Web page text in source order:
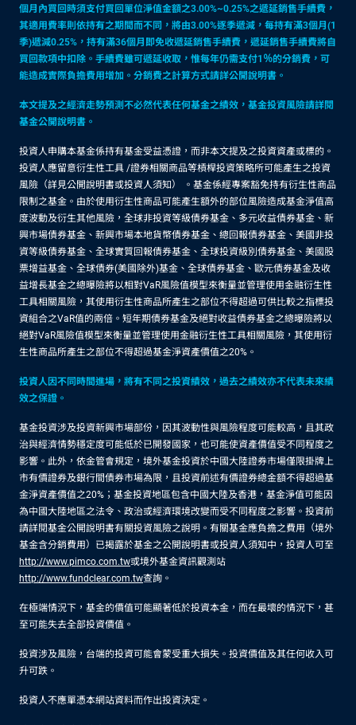
個月內買回時須支付買回單位淨值金額之3.00%~0.25%之遞延銷售手續費，
其適用費率則依持有之期間而不同，將由3.00%逐季遞減，每持有滿3個月(1
季)遞減0.25%，持有滿36個月即免收遞延銷售手續費，遞延銷售手續費將自
買回款項中扣除。手續費雖可遞延收取，惟每年仍需支付1％的分銷費，可
能造成實際負擔費用增加。分銷費之計算方式請詳公開說明書。
本文提及之經濟走勢預測不必然代表任何基金之績效，基金投資風險請詳閱
基金公開說明書。
投資人申購本基金係持有基金受益憑證，而非本文提及之投資資產或標的。
投資人應留意衍生性工具 /證券相關商品等槓桿投資策略所可能產生之投資
風險（詳見公開說明書或投資人須知） 。基金係經專案豁免持有衍生性商品
限制之基金。由於使用衍生性商品可能產生額外的部位風險造成基金淨值高
度波動及衍生其他風險，全球非投資等級債券基金、多元收益債券基金、新
興市場債券基金、新興市場本地貨幣債券基金、總回報債券基金、美國非投
資等級債券基金、全球實質回報債券基金、全球投資級別債券基金、美國股
票增益基金、全球債券(美國除外)基金、全球債券基金、歐元債券基金及收
益增長基金之總曝險將以相對VaR風險值模型來衡量並管理使用金融衍生性
工具相關風險，其使用衍生性商品所產生之部位不得超過可供比較之指標投
資組合之VaR值的兩倍。短年期債券基金及絕對收益債券基金之總曝險將以
絕對VaR風險值模型來衡量並管理使用金融衍生性工具相關風險，其使用衍
生性商品所產生之部位不得超過基金淨資產價值之20%。
投資人因不同時間進場，將有不同之投資績效，過去之績效亦不代表未來績
效之保證。
基金投資涉及投資新興市場部份，因其波動性與風險程度可能較高，且其政
治與經濟情勢穩定度可能低於已開發國家，也可能使資產價值受不同程度之
影響。此外，依金管會規定，境外基金投資於中國大陸證券市場僅限掛牌上
市有價證券及銀行間債券市場為限，且投資前述有價證券總金額不得超過基
金淨資產價值之20%；基金投資地區包含中國大陸及香港，基金淨值可能因
為中國大陸地區之法令、政治或經濟環境改變而受不同程度之影響。投資前
請詳閱基金公開說明書有關投資風險之說明。有關基金應負擔之費用（境外
基金含分銷費用）已揭露於基金之公開說明書或投資人須知中，投資人可至
http://www.pimco.com.tw或境外基金資訊觀測站
http://www.fundclear.com.tw查詢。
在極端情況下，基金的價值可能顯著低於投資本金，而在最壞的情況下，甚
至可能失去全部投資價值。
投資涉及風險，台端的投資可能會蒙受重大損失。投資價值及其任何收入可
升可跌。
投資人不應單憑本網站資料而作出投資決定。